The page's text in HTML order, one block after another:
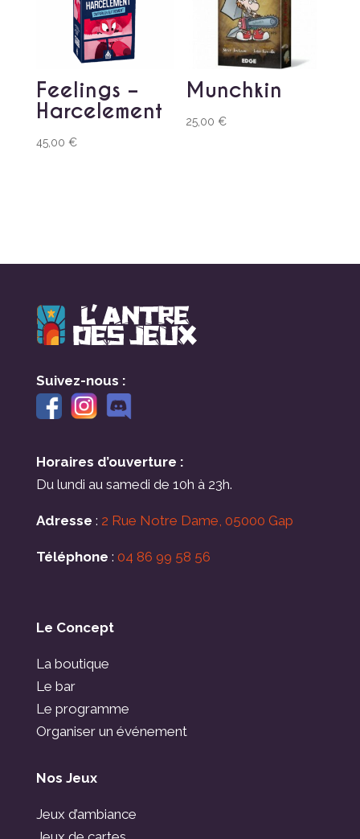
Feelings –
Harcelement
45,00 €
Munchkin
25,00€
Suivez-nous :
Horaires d’ouverture :
Du lundi au samedi de 10h à 23h.
Adresse : 2 Rue Notre Dame, 05000 Gap
Téléphone : 04 86 99 58 56
Le Concept
La boutique
Le bar
Le programme
Organiser un événement
Nos Jeux
Jeux d’ambiance